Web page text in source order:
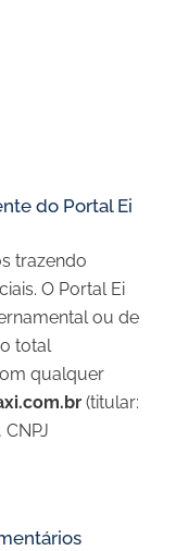
do Portal Ei
trazendo
O Portal Ei
ou de
total
qualquer
(titular: